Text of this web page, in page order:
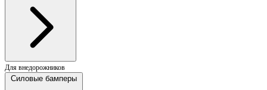
Для внедорожников
Силовые бамперы